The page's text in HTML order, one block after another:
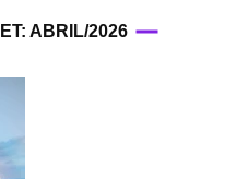
ABRIL/2026